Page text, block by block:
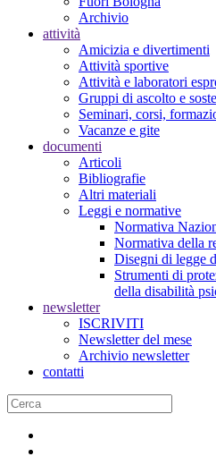
Archivio
attività
Amicizia e divertimenti
Attività sportive
Attività e laboratori
Gruppi di ascolto e
Seminari, corsi,
Vacanze e gite
documenti
Articoli
Bibliografie
Altri materiali
Leggi e normative
Normativa
Normativa della
Disegni di legge
Strumenti di
della disabilità
newsletter
ISCRIVITI
Newsletter del mese
Archivio newsletter
contatti